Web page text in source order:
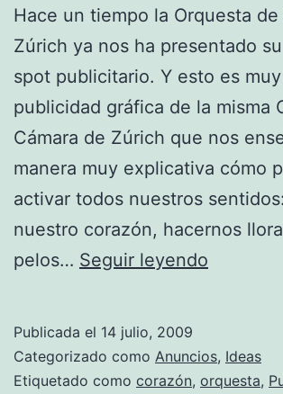
Hace un tiempo la Orquesta de
Zúrich ya nos ha presentado
spot publicitario. Y esto es
publicidad gráfica de la misma
Cámara de Zúrich que nos
manera muy explicativa cómo
activar todos nuestros
nuestro corazón, hacernos
pelos… Seguir leyendo
Con
todos
Publicada el 14 julio, 2009
Categorizado como Anuncios, Ideas
Etiquetado como corazón, orquesta,